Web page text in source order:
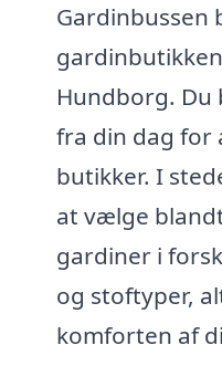
Gardinbussen
Hundborg. Du
fra din dag for
butikker. I
at vælge
gardiner i
og stoftyper,
komforten af